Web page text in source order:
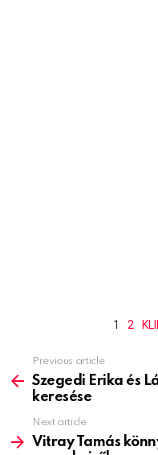
1 2
more
Previous article
Szegedi Erika és
keresése
Next article
Vitray Tamás